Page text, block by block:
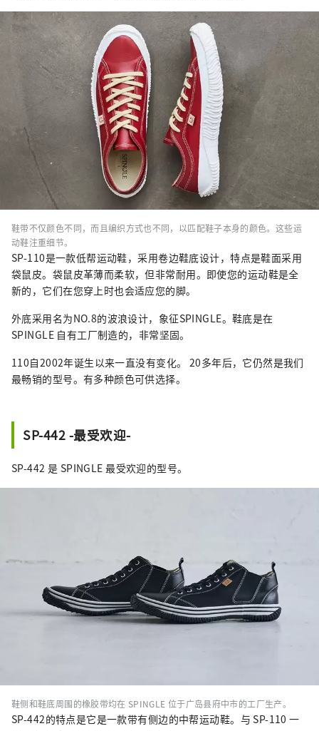
鞋带不仅颜色不同，而且编织方式也不同，以匹配鞋子本身的颜色。这些运
动鞋注重细节。
SP-110是一款低帮运动鞋，采用卷边鞋底设计，特点是鞋面采用
袋鼠皮。袋鼠皮革薄而柔软，但非常耐用。即使您的运动鞋是全
新的，它们在您穿上时也会适应您的脚。
外底采用名为NO.8的波浪设计，象征SPINGLE。鞋底是在
SPINGLE 自有工厂制造的，非常坚固。
110自2002年诞生以来一直没有变化。 20多年后，它仍然是我们
最畅销的型号。有多种颜色可供选择。
SP-442 -最受欢迎-
SP-442 是 SPINGLE 最受欢迎的型号。
鞋侧和鞋底周围的橡胶带均在 SPINGLE 位于广岛县府中市的工厂生产。
SP-442的特点是它是一款带有侧边的中帮运动鞋。与 SP-110 一